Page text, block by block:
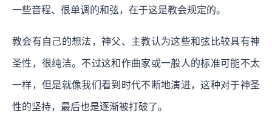
一些音程、很单调的和弦，在于这是教会规定的。
教会有自己的想法，神父、主教认为这些和弦比较具有神
圣性，很纯洁。不过这和作曲家或一般人的标准可能不太
一样，但是就像我们看到时代不断地演进，这种对于神圣
性的坚持，最后也是逐渐被打破了。